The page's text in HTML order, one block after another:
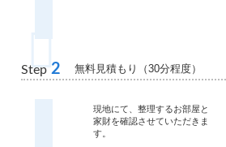
Step 2 無料見積もり（30分程度）
現地にて、整理するお部屋と
家財を確認させていただきま
す。